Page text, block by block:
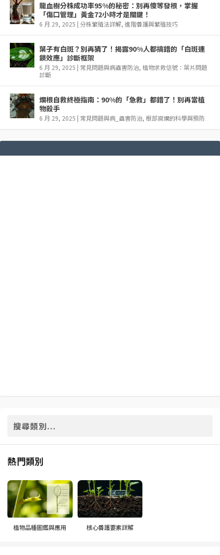
龍血樹分株成功率95%的秘密：別再傻等發根，掌握
「傷口管理」黃金72小時才是關鍵！
6 月 29, 2025 | 分株繁殖法詳解, 進階養護與繁殖技巧
葉子有白斑？別再猜了！揭露90%人都搞錯的「白斑連
鎖效應」診斷框架
6 月 29, 2025 | 常見問題與病蟲害防治, 植物求救信號：葉片問題
診斷
爛根自救終極指南：90%的「急救」都錯了！別再當植
物殺手
6 月 29, 2025 | 常見問題與病_蟲害防治, 根部腐爛的科學與預防
熱門類別
植物品種圖鑑與應用 核心養護要素詳解